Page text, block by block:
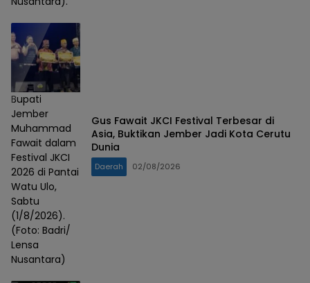
Bupati
Jember
Muhammad
Fawait dalam
Festival JKCI
2026 di Pantai
Watu Ulo,
Sabtu
(1/8/2026).
(Foto: Badri/
Lensa
Nusantara)
Gus Fawait JKCI Festival Terbesar di
Asia, Buktikan Jember Jadi Kota Cerutu
Dunia
Daerah 02/08/2026